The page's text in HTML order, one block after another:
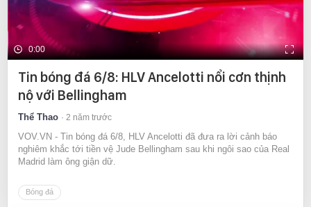
0:00
Tin bóng đá 6/8: HLV Ancelotti nổi cơn thịnh
nộ với Bellingham
Thể Thao 2 năm trước
VOV.VN - Tin bóng đá 6/8, HLV Ancelotti đã đưa ra lời cảnh báo
nghiêm khắc tới tiền vệ Jude Bellingham sau khi ngôi sao của Real
Madrid làm ông giận dữ.
Bóng đá